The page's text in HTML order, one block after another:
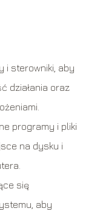
i sterowniki, aby
działania oraz
programy i pliki
na dysku i
się
aby